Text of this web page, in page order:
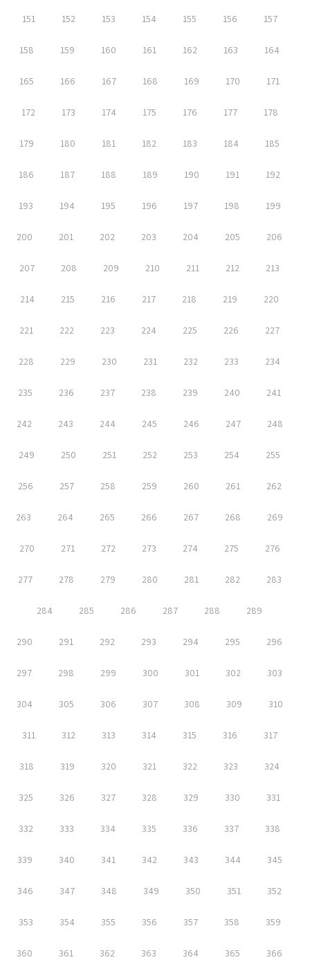
151 152 153 154 155 156 157
158 159 160 161 162 163 164
165 166 167 168 169 170 171
172 173 174 175 176 177 178
179 180 181 182 183 184 185
186 187 188 189 190 191 192
193 194 195 196 197 198 199
200 201 202 203 204 205 206
207 208 209 210 211 212 213
214 215 216 217 218 219 220
221 222 223 224 225 226 227
228 229 230 231 232 233 234
235 236 237 238 239 240 241
242 243 244 245 246 247 248
249 250 251 252 253 254 255
256 257 258 259 260 261 262
263 264 265 266 267 268 269
270 271 272 273 274 275 276
277 278 279 280 281 282 283
284 285 286 287 288 289
290 291 292 293 294 295 296
297 298 299 300 301 302 303
304 305 306 307 308 309 310
311 312 313 314 315 316 317
318 319 320 321 322 323 324
325 326 327 328 329 330 331
332 333 334 335 336 337 338
339 340 341 342 343 344 345
346 347 348 349 350 351 352
353 354 355 356 357 358 359
360 361 362 363 364 365 366